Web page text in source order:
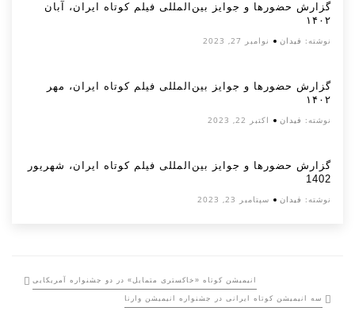
گزارش حضورها و جوایز بین‌المللی فیلم کوتاه ایران، آبان
۱۴۰۲
نوشته: فیدان نوامبر 27, 2023
گزارش حضورها و جوایز بین‌المللی فیلم کوتاه ایران، مهر
۱۴۰۲
نوشته: فیدان اکتبر 22, 2023
گزارش حضورها و جوایز بین‌المللی فیلم کوتاه ایران، شهریور
1402
نوشته: فیدان سپتامبر 23, 2023
انیمیشن کوتاه «خاکستری متمایل» در دو جشنواره آمریکایی
سه انیمیشن کوتاه ایرانی در جشنواره انیمیشن وارنا